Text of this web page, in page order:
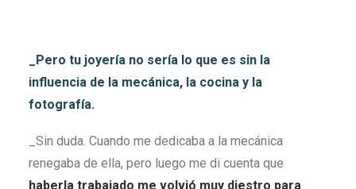
_Pero tu joyería no sería lo que es sin la
influencia de la mecánica, la cocina y la
fotografía.
_Sin duda. Cuando me dedicaba a la mecánica
renegaba de ella, pero luego me di cuenta que
haberla trabajado me volvió muy diestro para